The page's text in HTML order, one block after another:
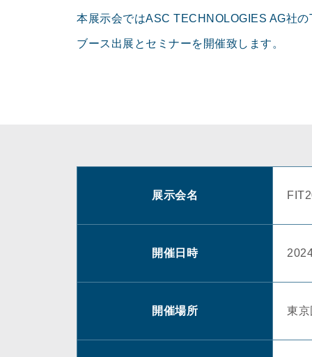
本展示会ではASC TECHNOLOGIES AG社
ブース出展とセミナーを開催致します。
展示会名
開催日時
開催場所 東